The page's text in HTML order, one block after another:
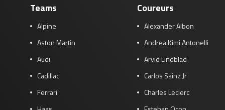
Teams
Alpine
Aston Martin
Audi
Cadillac
Ferrari
Coureurs
Alexander Albon
Andrea Kimi Antonelli
Arvid Lindblad
Carlos Sainz Jr
Charles Leclerc